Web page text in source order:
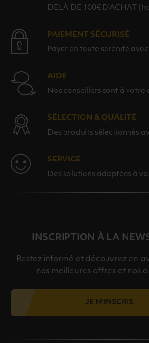
DELÀ DE 100€ D'ACHAT
PAIEMENT SÉCURISÉ
Payer en toute sérénité
AIDE
Nos conseillers sont à votre
SÉLECTION & QUALITÉ
Des produits sélectionnés
SERVICE
Des solutions adaptées à
INSCRIPTION À LA
Restez informé et découvrez en
nos meilleures offres et nos
JE M'INSCRIS